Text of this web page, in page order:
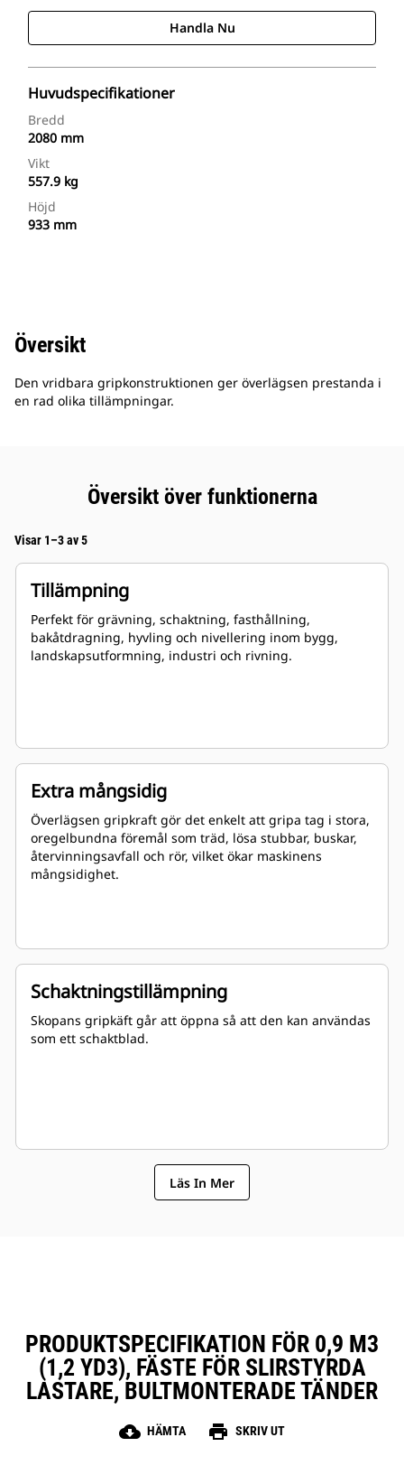
Handla Nu
Huvudspecifikationer
Bredd
2080 mm
Vikt
557.9 kg
Höjd
933 mm
Översikt
Den vridbara gripkonstruktionen ger överlägsen prestanda i
en rad olika tillämpningar.
Översikt över funktionerna
Visar 1–3 av 5
Tillämpning
Perfekt för grävning, schaktning, fasthållning,
bakåtdragning, hyvling och nivellering inom bygg,
landskapsutformning, industri och rivning.
Extra mångsidig
Överlägsen gripkraft gör det enkelt att gripa tag i stora,
oregelbundna föremål som träd, lösa stubbar, buskar,
återvinningsavfall och rör, vilket ökar maskinens
mångsidighet.
Schaktningstillämpning
Skopans gripkäft går att öppna så att den kan användas
som ett schaktblad.
Läs In Mer
PRODUKTSPECIFIKATION FÖR 0,9 M3
(1,2 YD3), FÄSTE FÖR SLIRSTYRDA
LASTARE, BULTMONTERADE TÄNDER
cloud_download HÄMTA print SKRIV UT